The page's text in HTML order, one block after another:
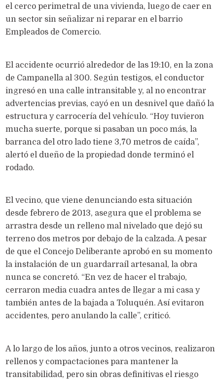
el cerco perimetral de una vivienda, luego de caer en
un sector sin señalizar ni reparar en el barrio
Empleados de Comercio.
El accidente ocurrió alrededor de las 19:10, en la zona
de Campanella al 300. Según testigos, el conductor
ingresó en una calle intransitable y, al no encontrar
advertencias previas, cayó en un desnivel que dañó la
estructura y carrocería del vehículo. “Hoy tuvieron
mucha suerte, porque si pasaban un poco más, la
barranca del otro lado tiene 3,70 metros de caída”,
alertó el dueño de la propiedad donde terminó el
rodado.
El vecino, que viene denunciando esta situación
desde febrero de 2013, asegura que el problema se
arrastra desde un relleno mal nivelado que dejó su
terreno dos metros por debajo de la calzada. A pesar
de que el Concejo Deliberante aprobó en su momento
la instalación de un guardarraíl artesanal, la obra
nunca se concretó. “En vez de hacer el trabajo,
cerraron media cuadra antes de llegar a mi casa y
también antes de la bajada a Toluquén. Así evitaron
accidentes, pero anulando la calle”, criticó.
A lo largo de los años, junto a otros vecinos, realizaron
rellenos y compactaciones para mantener la
transitabilidad, pero sin obras definitivas el riesgo